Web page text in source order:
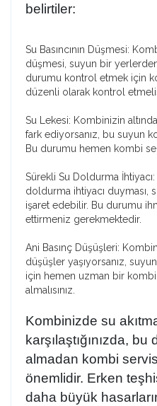
belirtiler:
Su Basıncının Düşmesi:
düşmesi, suyun bir yerlerden
durumu kontrol etmek için
düzenli olarak kontrol
Su Lekesi: Kombinizin
fark ediyorsanız, bu suyun
Bu durumu hemen kombi
Sürekli Su Doldurma
doldurma ihtiyacı duyması,
işaret edebilir. Bu durumu
ettirmeniz gerekmektedir.
Ani Basınç Düşüşleri:
düşüşler yaşıyorsanız,
için hemen uzman bir
almalısınız.
Kombinizde su
karşılaştığınızda,
almadan kombi
önemlidir. Erken
daha büyük